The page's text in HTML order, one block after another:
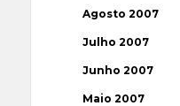
Agosto 2007
Julho 2007
Junho 2007
Maio 2007